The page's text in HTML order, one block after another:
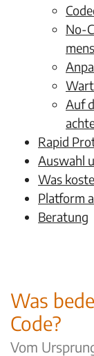
No-
Auf
Rapid
Auswahl
Was
Platform
Beratung
Was
Code?
Vom